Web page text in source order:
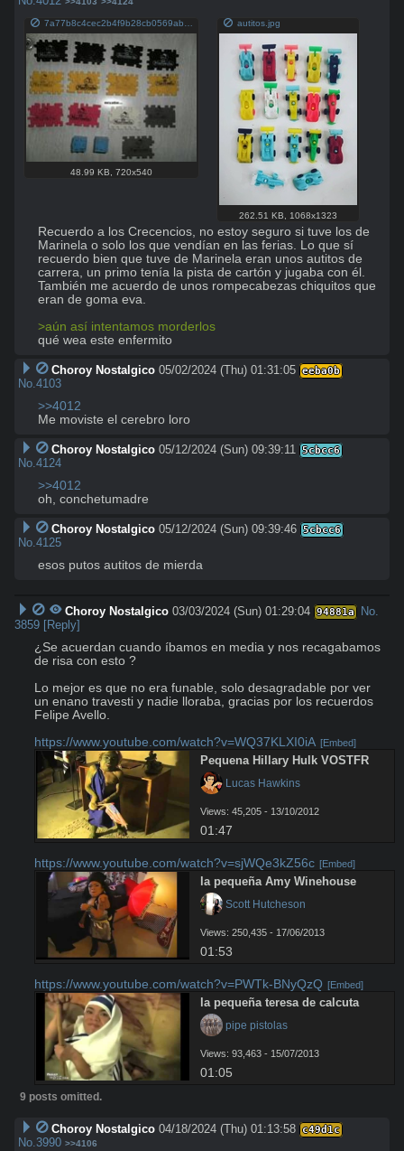
48.99 KB ,720x540
autitos.jpg
262.51 KB 1068x1323
Recuerdo a los Crecencios, no estoy seguro si tuve los de
Marinela o solo los que vendían en las ferias. Lo que sí
recuerdo bien que tuve de Marinela eran unos autitos de
carrera, un primo tenía la pista de cartón y jugaba con él.
También me acuerdo de unos rompecabezas chiquitos que
eran de goma eva.
>aún así intentamos morderlos
qué wea este enfermito
Choroy Nostalgico 05/02/2024 (Thu) 01:31:05 eeba0b
No.4103
>>4012
Me moviste el cerebro loro
Choroy Nostalgico 05/12/2024 (Sun) 09:39:11 5cbcc6
No.4124
>>4012
oh, conchetumadre
Choroy Nostalgico 05/12/2024 (Sun) 09:39:46 5cbcc6
No.4125
esos putos autitos de mierda
Choroy Nostalgico 03/03/2024 (Sun) 01:29:04 94881a
No.
3859 [Reply]
¿Se acuerdan cuando íbamos en media y nos recagabamos
de risa con esto ?
Lo mejor es que no era funable, solo desagradable por ver
un enano travesti y nadie lloraba, gracias por los recuerdos
Felipe Avello.
https://www.youtube.com/watch?v=WQ37KLXI0iA [Embed]
Pequena Hillary Hulk VOSTFR
Lucas Hawkins
Views: 45,205 - 13/10/2012
01:47
https://www.youtube.com/watch?v=sjWQe3kZ56c [Embed]
la pequeña Amy Winehouse
Scott Hutcheson
Views: 250,435 - 17/06/2013
01:53
https://www.youtube.com/watch?v=PWTk-BNyQzQ [Embed]
la pequeña teresa de calcuta
pipe pistolas
Views: 93,463 - 15/07/2013
01:05
9 posts omitted.
Choroy Nostalgico 04/18/2024 (Thu) 01:13:58 c49d1c
No.3990 >>4106